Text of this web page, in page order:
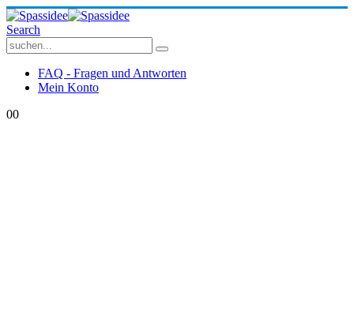
Search
FAQ - Fragen und Antworten
Mein Konto
00